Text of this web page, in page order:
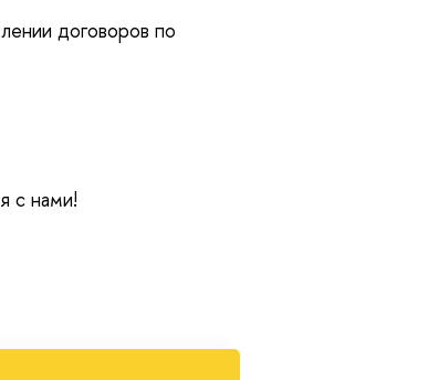
договоров по
с нами!